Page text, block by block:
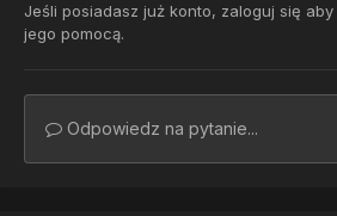
Jeśli posiadasz już konto, zaloguj się
jego pomocą.
Odpowiedz na pytanie...